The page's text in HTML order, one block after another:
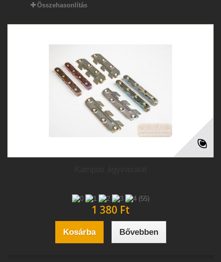
Összehasonlítás
(55)
1 380 Ft‎
Kosárba Bővebben